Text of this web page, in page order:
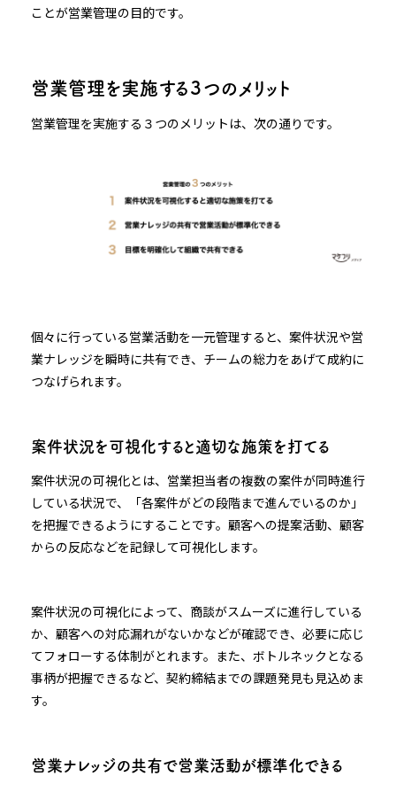
ことが営業管理の目的です。
営業管理を実施する３つのメリット
営業管理を実施する３つのメリットは、次の通りです。
個々に行っている営業活動を一元管理すると、案件状況や営
業ナレッジを瞬時に共有でき、チームの総力をあげて成約に
つなげられます。
案件状況を可視化すると適切な施策を打てる
案件状況の可視化とは、営業担当者の複数の案件が同時進行
している状況で、「各案件がどの段階まで進んでいるのか」
を把握できるようにすることです。顧客への提案活動、顧客
からの反応などを記録して可視化します。
案件状況の可視化によって、商談がスムーズに進行している
か、顧客への対応漏れがないかなどが確認でき、必要に応じ
てフォローする体制がとれます。また、ボトルネックとなる
事柄が把握できるなど、契約締結までの課題発見も見込めま
す。
営業ナレッジの共有で営業活動が標準化できる